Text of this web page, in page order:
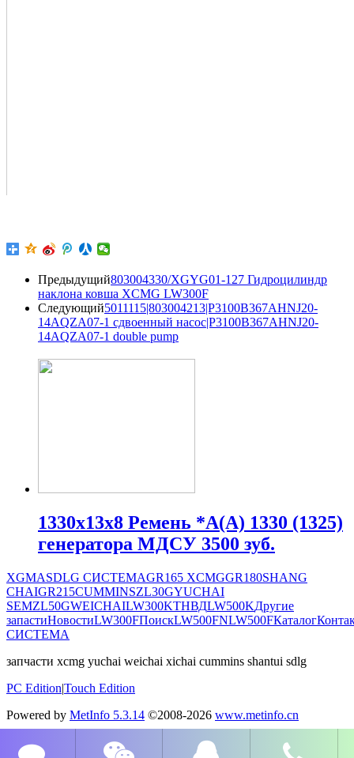
Предыдущий803004330/XGYG01-127 Гидроцилиндр
наклона ковша XCMG LW300F
Следующий5011115|803004213|P3100B367AHNJ20-
14AQZA07-1 сдвоенный насос|P3100B367AHNJ20-
14AQZA07-1 double pump
1330х13х8 Ремень *A(А) 1330 (1325)
генератора МДСУ 3500 зуб.
XGMASDLG СИСТЕМАGR165 XCMGGR180SHANG
CHAIGR215CUMMINSZL30GYUCHAI
SEMZL50GWEICHAILW300KТНВДLW500KДругие
запастиНовостиLW300FПоискLW500FNLW500FКаталог
СИСТЕМА
запчасти xcmg yuchai weichai xichai cummins shantui sdlg
PC Edition|Touch Edition
Powered by MetInfo 5.3.14 ©2008-2026 www.metinfo.cn